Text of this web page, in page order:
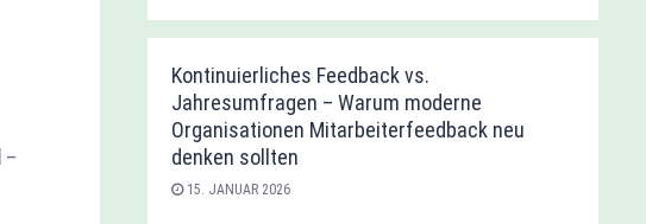
–
Kontinuierliches Feedback vs.
Jahresumfragen – Warum moderne
Organisationen Mitarbeiterfeedback neu
denken sollten
15. JANUAR 2026